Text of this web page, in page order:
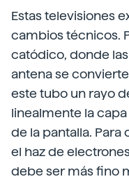
Estas televisiones
cambios técnicos.
catódico, donde
antena se
este tubo un rayo
linealmente la
de la pantalla.
el haz de
debe ser más fino